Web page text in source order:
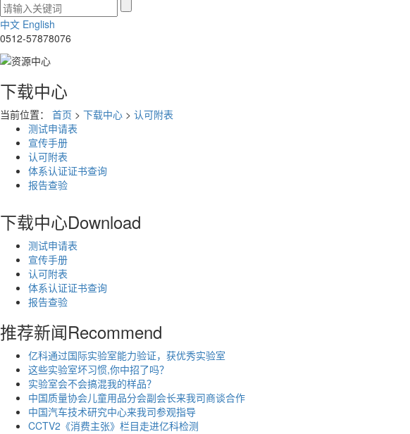
中文 English
0512-57878076
下载中心
当前位置： 首页 > 下载中心 > 认可附表
测试申请表
宣传手册
认可附表
体系认证证书查询
报告查验
下载中心Download
测试申请表
宣传手册
认可附表
体系认证证书查询
报告查验
推荐新闻Recommend
亿科通过国际实验室能力验证，获优秀实验室
这些实验室坏习惯,你中招了吗？
实验室会不会搞混我的样品？
中国质量协会儿童用品分会副会长来我司商谈合作
中国汽车技术研究中心来我司参观指导
CCTV2《消费主张》栏目走进亿科检测